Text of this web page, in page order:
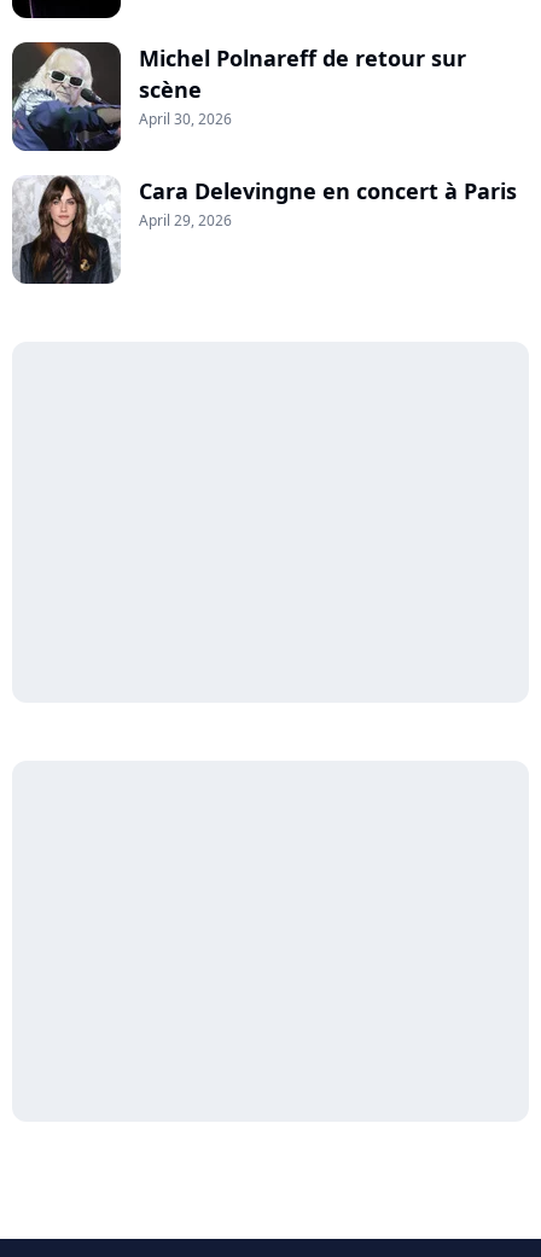
Michel Polnareff de retour sur
scène
April 30, 2026
Cara Delevingne en concert à Paris
April 29, 2026